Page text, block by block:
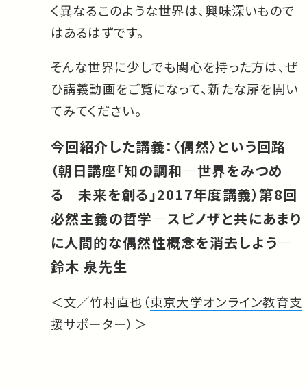
く異なるこのような世界は、興味深いもので
はあるはずです。
そんな世界に少しでも関心を持った方は、ぜ
ひ講義動画をご覧になって、新たな扉を開い
てみてください。
今回紹介した講義： 〈偶然〉という回路
（朝日講座「知の調和―世界をみつめ
る 未来を創る」2017年度講義）第8回
必然主義の哲学―スピノザと共にあまり
に人間的な偶然性概念を消去しよう―
鈴木 泉先生
＜文／竹村直也（東京大学オンライン教育支
援サポーター）＞